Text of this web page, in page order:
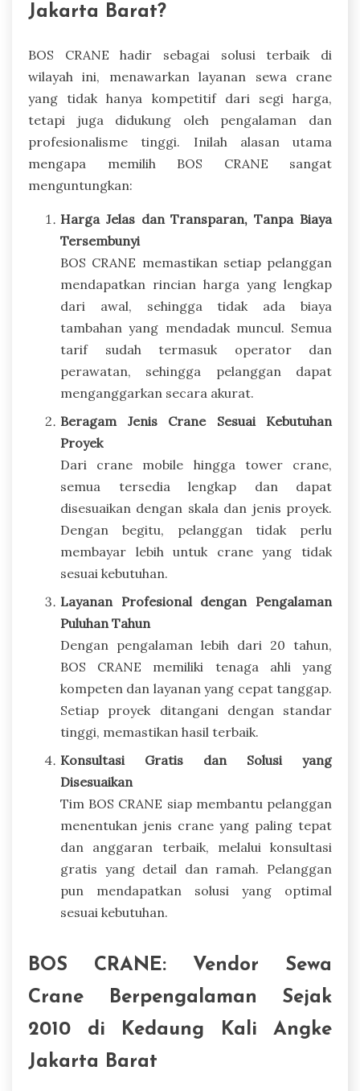
Jakarta Barat?
BOS CRANE hadir sebagai solusi terbaik di
wilayah ini, menawarkan layanan sewa crane
yang tidak hanya kompetitif dari segi harga,
tetapi juga didukung oleh pengalaman dan
profesionalisme tinggi. Inilah alasan utama
mengapa memilih BOS CRANE sangat
menguntungkan:
Harga Jelas dan Transparan, Tanpa Biaya
Tersembunyi
BOS CRANE memastikan setiap pelanggan
mendapatkan rincian harga yang lengkap
dari awal, sehingga tidak ada biaya
tambahan yang mendadak muncul. Semua
tarif sudah termasuk operator dan
perawatan, sehingga pelanggan dapat
menganggarkan secara akurat.
Beragam Jenis Crane Sesuai Kebutuhan
Proyek
Dari crane mobile hingga tower crane,
semua tersedia lengkap dan dapat
disesuaikan dengan skala dan jenis proyek.
Dengan begitu, pelanggan tidak perlu
membayar lebih untuk crane yang tidak
sesuai kebutuhan.
Layanan Profesional dengan Pengalaman
Puluhan Tahun
Dengan pengalaman lebih dari 20 tahun,
BOS CRANE memiliki tenaga ahli yang
kompeten dan layanan yang cepat tanggap.
Setiap proyek ditangani dengan standar
tinggi, memastikan hasil terbaik.
Konsultasi Gratis dan Solusi yang
Disesuaikan
Tim BOS CRANE siap membantu pelanggan
menentukan jenis crane yang paling tepat
dan anggaran terbaik, melalui konsultasi
gratis yang detail dan ramah. Pelanggan
pun mendapatkan solusi yang optimal
sesuai kebutuhan.
BOS CRANE: Vendor Sewa
Crane Berpengalaman Sejak
2010 di Kedaung Kali Angke
Jakarta Barat